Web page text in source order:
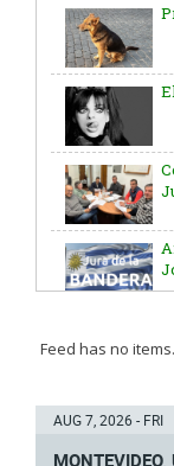
Feed has no items.
AUG 7, 2026 - FRI
MONTEVIDEO,